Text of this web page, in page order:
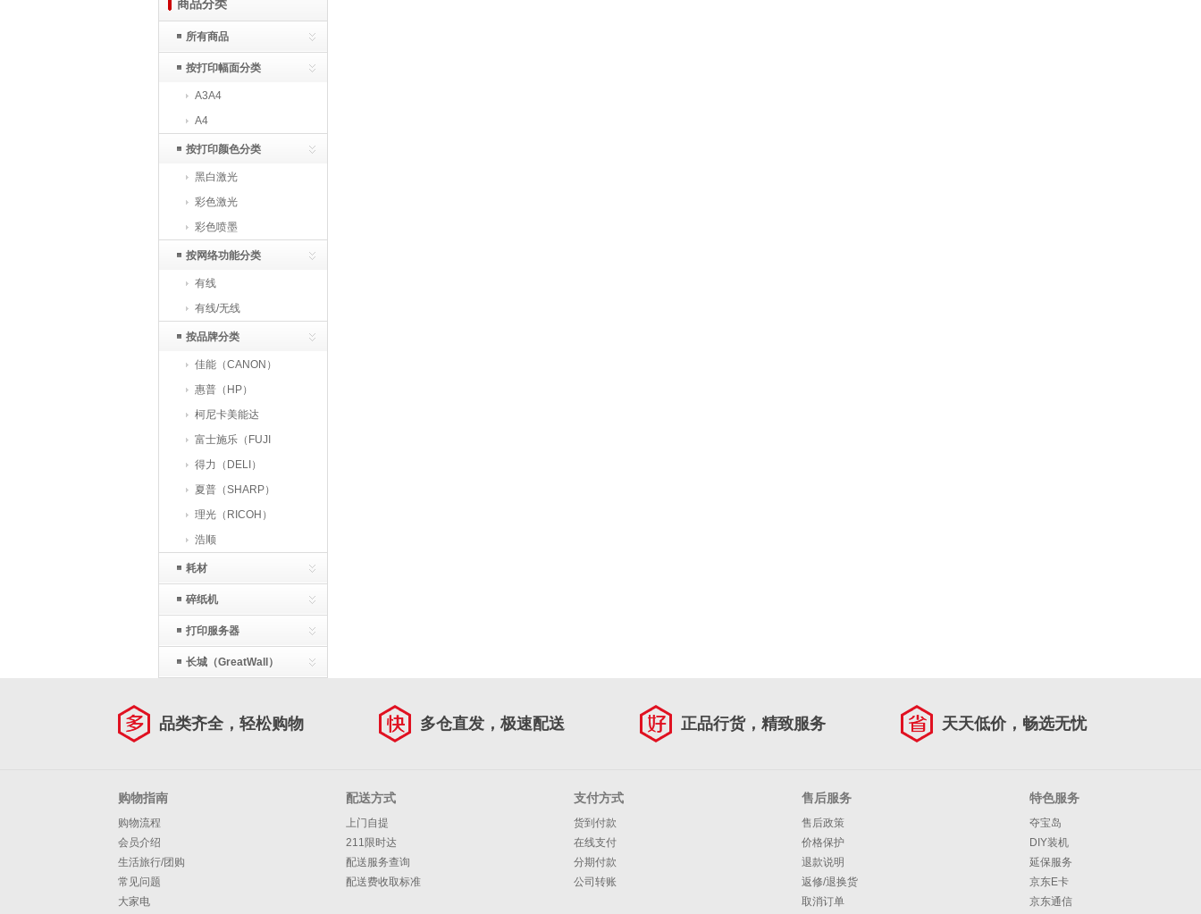
商品分类
所有商品
按打印幅面分类
A3A4
A4
按打印颜色分类
黑白激光
彩色激光
彩色喷墨
按网络功能分类
有线
有线/无线
按品牌分类
佳能（CANON）
惠普（HP）
柯尼卡美能达
（KONICAMINOLTA）
富士施乐（FUJI
XEROX）
得力（DELI）
夏普（SHARP）
理光（RICOH）
浩顺
耗材
碎纸机
打印服务器
长城（GreatWall）
品类齐全，轻松购物 多仓直发，极速配送 正品行货，精致服务 天天低价，畅选无忧
购物指南
购物流程
会员介绍
生活旅行/团购
常见问题
大家电
配送方式
上门自提
211限时达
配送服务查询
配送费收取标准
支付方式
货到付款
在线支付
分期付款
公司转账
售后服务
售后政策
价格保护
退款说明
返修/退换货
取消订单
特色服务
夺宝岛
DIY装机
延保服务
京东E卡
京东通信